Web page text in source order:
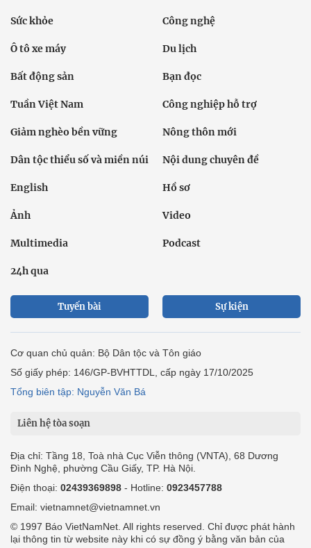
Sức khỏe Công nghệ
Ô tô xe máy Du lịch
Bất động sản Bạn đọc
Tuần Việt Nam Công nghiệp hỗ trợ
Giảm nghèo bền vững Nông thôn mới
Dân tộc thiểu số và miền núi Nội dung chuyên đề
English Hồ sơ
Ảnh Video
Multimedia Podcast
24h qua
Tuyến bài Sự kiện
Cơ quan chủ quản: Bộ Dân tộc và Tôn giáo
Số giấy phép: 146/GP-BVHTTDL, cấp ngày 17/10/2025
Tổng biên tập: Nguyễn Văn Bá
Liên hệ tòa soạn
Địa chỉ: Tầng 18, Toà nhà Cục Viễn thông (VNTA), 68 Dương
Đình Nghệ, phường Cầu Giấy, TP. Hà Nội.
Điện thoại: 02439369898 - Hotline: 0923457788
Email: vietnamnet@vietnamnet.vn
© 1997 Báo VietNamNet. All rights reserved. Chỉ được phát hành
lại thông tin từ website này khi có sự đồng ý bằng văn bản của